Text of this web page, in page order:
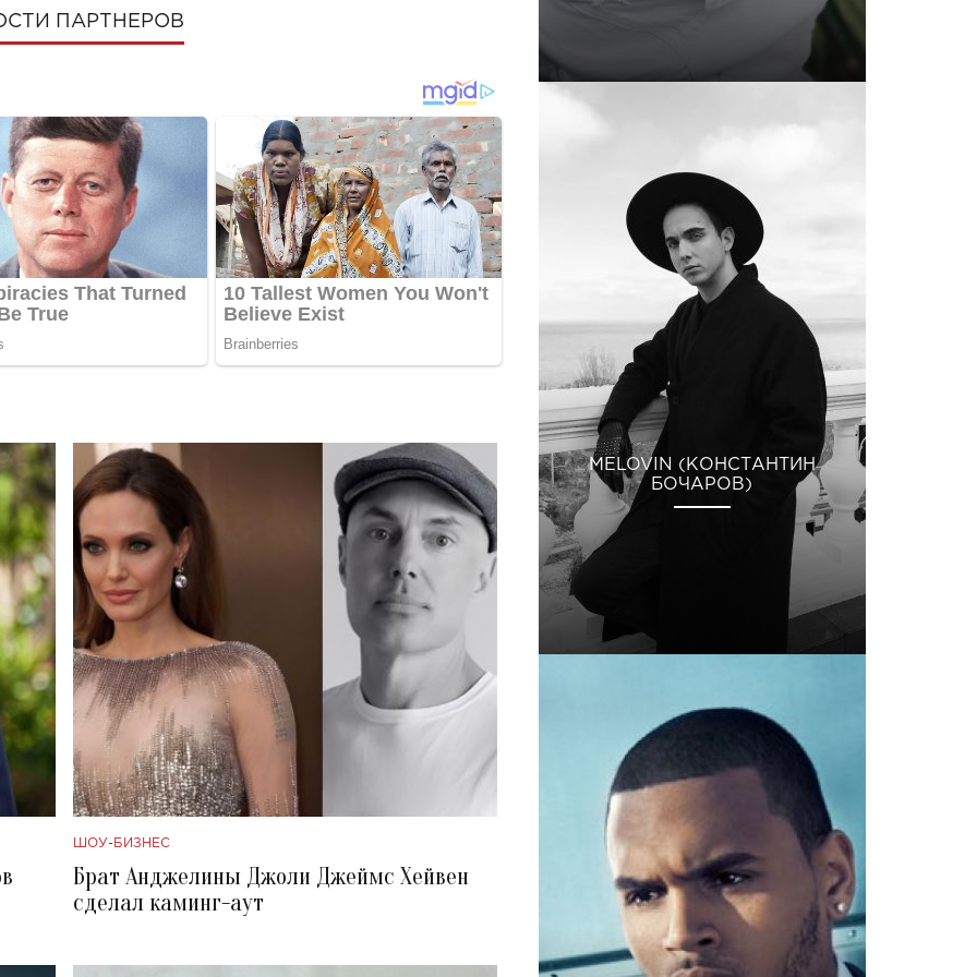
ПАРТНЕРОВ
ШОУ-БИЗНЕС
Брат Анджелины Джоли Джеймс Хейвен
сделал каминг-аут
MELOVIN (КОНСТАНТИН
БОЧАРОВ)